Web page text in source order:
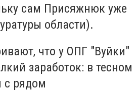
сам Присяжнюк уже
области).
что у ОПГ "Вуйки"
заработок: в тесном
с рядом